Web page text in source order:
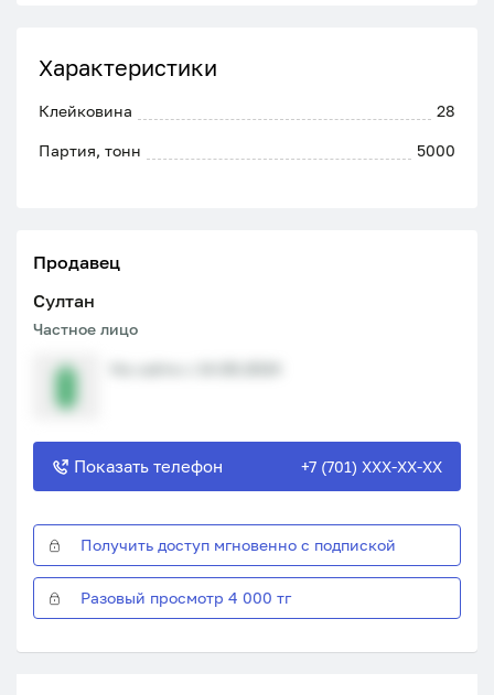
Характеристики
Клейковина 28
Партия, тонн 5000
Продавец
Султан
Частное лицо
Показать телефон +7 (701) XXX-XX-XX
Получить доступ мгновенно с подпиской
Разовый просмотр 4 000 тг